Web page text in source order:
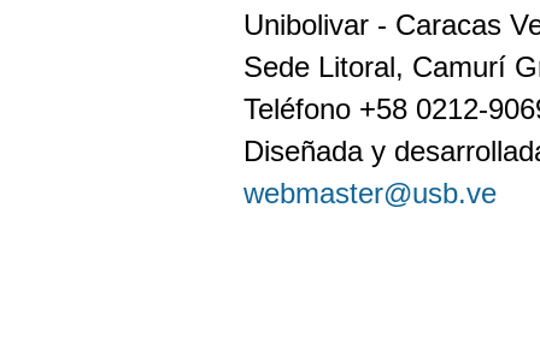
Unibolivar - Caracas
Sede Litoral, Camurí
Teléfono +58 0212-
Diseñada y
webmaster@usb.ve